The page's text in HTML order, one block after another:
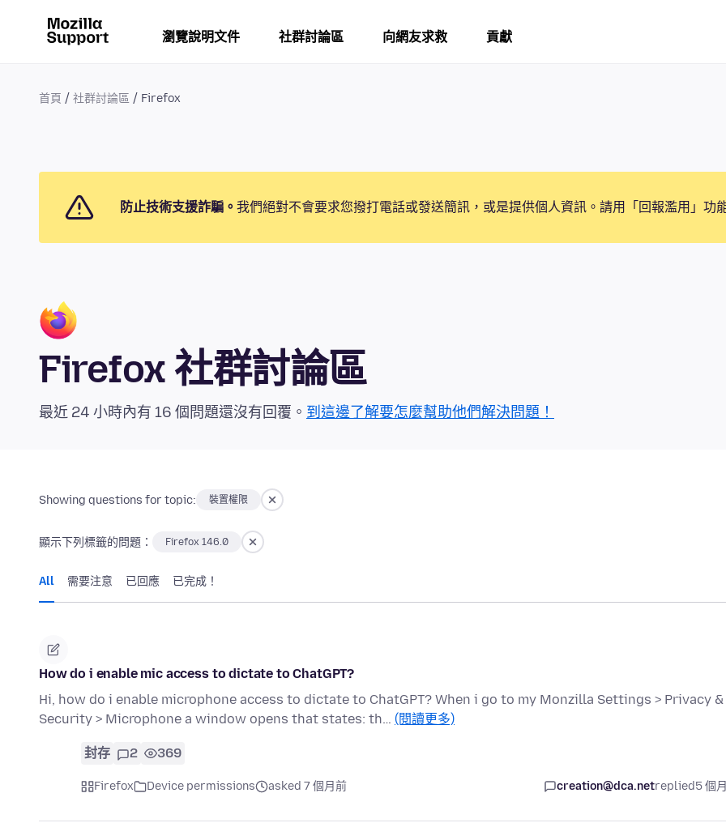
瀏覽說明文件 社群討論區 向網友求救 貢獻
首頁 社群討論區 Firefox
防止技術支援詐騙。 我們絕對不會要求您撥打電話或發送簡訊，或是提供個人資訊。請用「回報濫用」功
Firefox 社群討論區
最近 24 小時內有 16 個問題還沒有回覆。 到這邊了解要怎麼幫助他們解決問題！
Showing questions for topic: 裝置權限
顯示下列標籤的問題： Firefox 146.0
All 需要注意 已回應 已完成！
How do i enable mic access to dictate to ChatGPT?
Hi, how do i enable microphone access to dictate to ChatGPT? When i go to my Monzilla Settings > Privacy &
Security > Microphone a window opens that states: th… (閱讀更多)
封存 2 369
Firefox Device permissions asked 7 個月前 creation@dca.netreplied5 個